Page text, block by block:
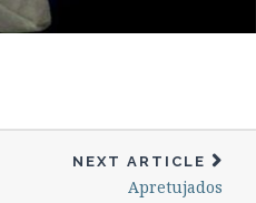
NEXT ARTICLE
Apretujados